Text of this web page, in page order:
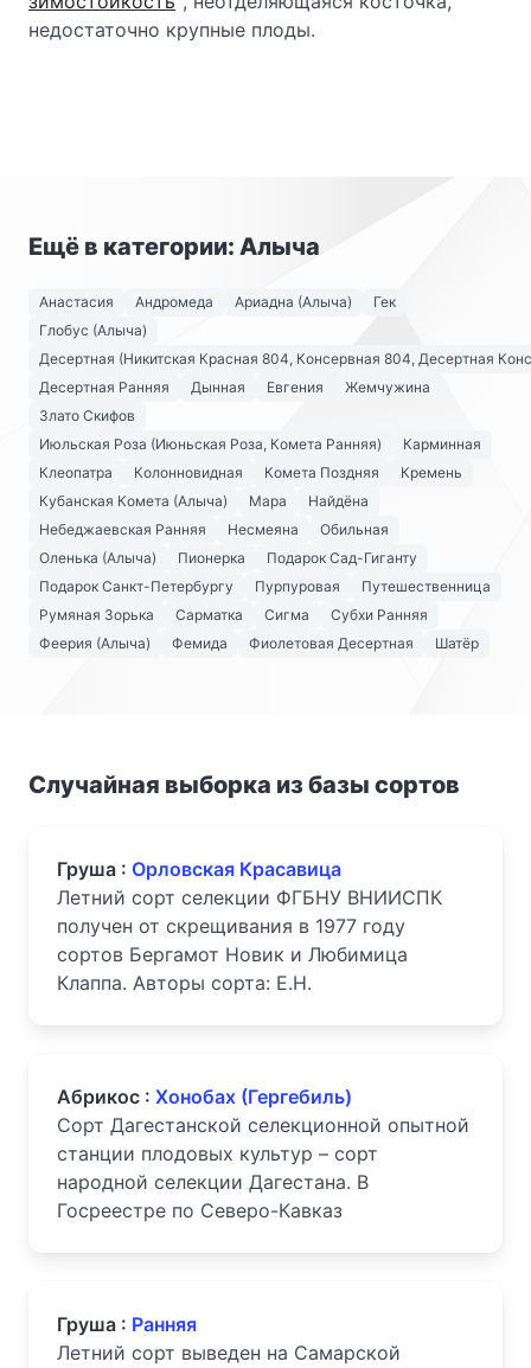
недостаточно крупные плоды.
Ещё в категории: Алыча
Анастасия Андромеда Ариадна (Алыча)
Гек
Глобус (Алыча)
Десертная (Никитская Красная 804, Консервная 804, Десертная
Десертная Ранняя
Дынная Евгения
Жемчужина
Злато Скифов
Июльская Роза (Июньская Роза, Комета Ранняя)
Карминная
Клеопатра
Колонновидная Комета Поздняя
Кремень
Кубанская Комета (Алыча)
Мара
Найдёна
Небеджаевская Ранняя
Несмеяна
Обильная
Оленька (Алыча)
Пионерка
Подарок Сад-Гиганту
Подарок Санкт-Петербургу
Пурпуровая
Путешественница
Румяная Зорька
Сарматка Сигма
Субхи Ранняя
Феерия (Алыча)
Фемида Фиолетовая Десертная Шатёр
Случайная выборка из базы сортов
Груша : Орловская Красавица
Летний сорт селекции ФГБНУ ВНИИСПК
получен от скрещивания в 1977 году
сортов Бергамот Новик и Любимица
Клаппа. Авторы сорта: Е.Н.
Абрикос : Хонобах (Гергебиль)
Сорт Дагестанской селекционной опытной
станции плодовых культур – сорт
народной селекции Дагестана. В
Госреестре по Северо-Кавказ
Груша : Ранняя
Летний сорт выведен на Самарской